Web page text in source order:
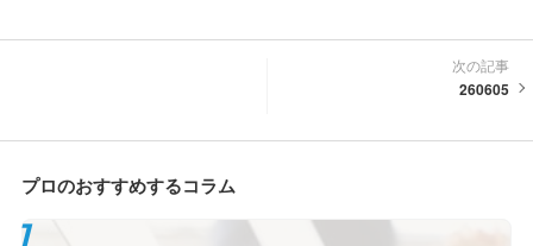
次の記事
260605
プロのおすすめするコラム